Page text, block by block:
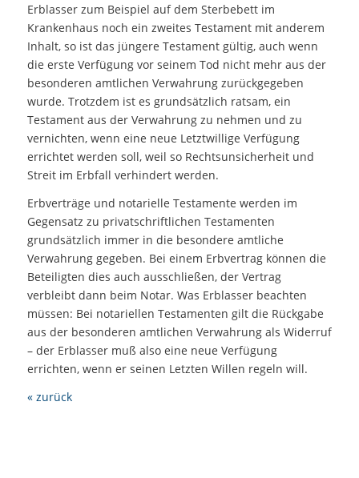
Erblasser zum Beispiel auf dem Sterbebett im
Krankenhaus noch ein zweites Testament mit anderem
Inhalt, so ist das jüngere Testament gültig, auch wenn
die erste Verfügung vor seinem Tod nicht mehr aus der
besonderen amtlichen Verwahrung zurückgegeben
wurde. Trotzdem ist es grundsätzlich ratsam, ein
Testament aus der Verwahrung zu nehmen und zu
vernichten, wenn eine neue Letztwillige Verfügung
errichtet werden soll, weil so Rechtsunsicherheit und
Streit im Erbfall verhindert werden.
Erbverträge und notarielle Testamente werden im
Gegensatz zu privatschriftlichen Testamenten
grundsätzlich immer in die besondere amtliche
Verwahrung gegeben. Bei einem Erbvertrag können die
Beteiligten dies auch ausschließen, der Vertrag
verbleibt dann beim Notar. Was Erblasser beachten
müssen: Bei notariellen Testamenten gilt die Rückgabe
aus der besonderen amtlichen Verwahrung als Widerruf
– der Erblasser muß also eine neue Verfügung
errichten, wenn er seinen Letzten Willen regeln will.
« zurück